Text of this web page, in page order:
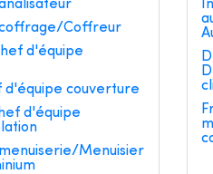
Coffreur
d'équipe
d'équipe couverture
d'équipe
Menuisier